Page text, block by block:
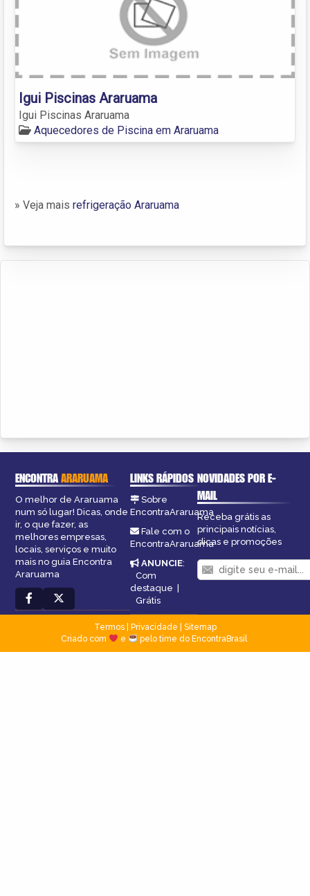
Igui Piscinas Araruama
Igui Piscinas Araruama
Aquecedores de Piscina em Araruama
» Veja mais refrigeração Araruama
ENCONTRAARARUAMA
O melhor de Araruama
num só lugar! Dicas, onde
ir, o que fazer, as
melhores empresas,
locais, serviços e muito
mais no guia Encontra
Araruama
LINKS RÁPIDOS
Sobre
EncontraAraruama
Fale com o
EncontraAraruama
ANUNCIE:
Com
destaque |
Grátis
NOVIDADES POR E-
MAIL
Receba grátis as
principais notícias,
dicas e promoções
Termos| Privacidade
Sitemap
Criado com
e pelo time do EncontraBrasil